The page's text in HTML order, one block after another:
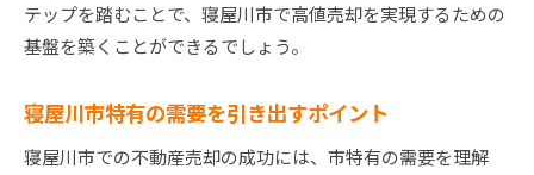
寝屋川市の生活の質を伝えるプロモーション
地域特性を反映したマーケティング戦術
戦略的アプローチで寝屋川市物件をスムーズに売却
テップを踏むことで、寝屋川市で高値売却を実現するための
基盤を築くことができるでしょう。
寝屋川市特有の需要を引き出すポイント
寝屋川市での不動産売却の成功には、市特有の需要を理解